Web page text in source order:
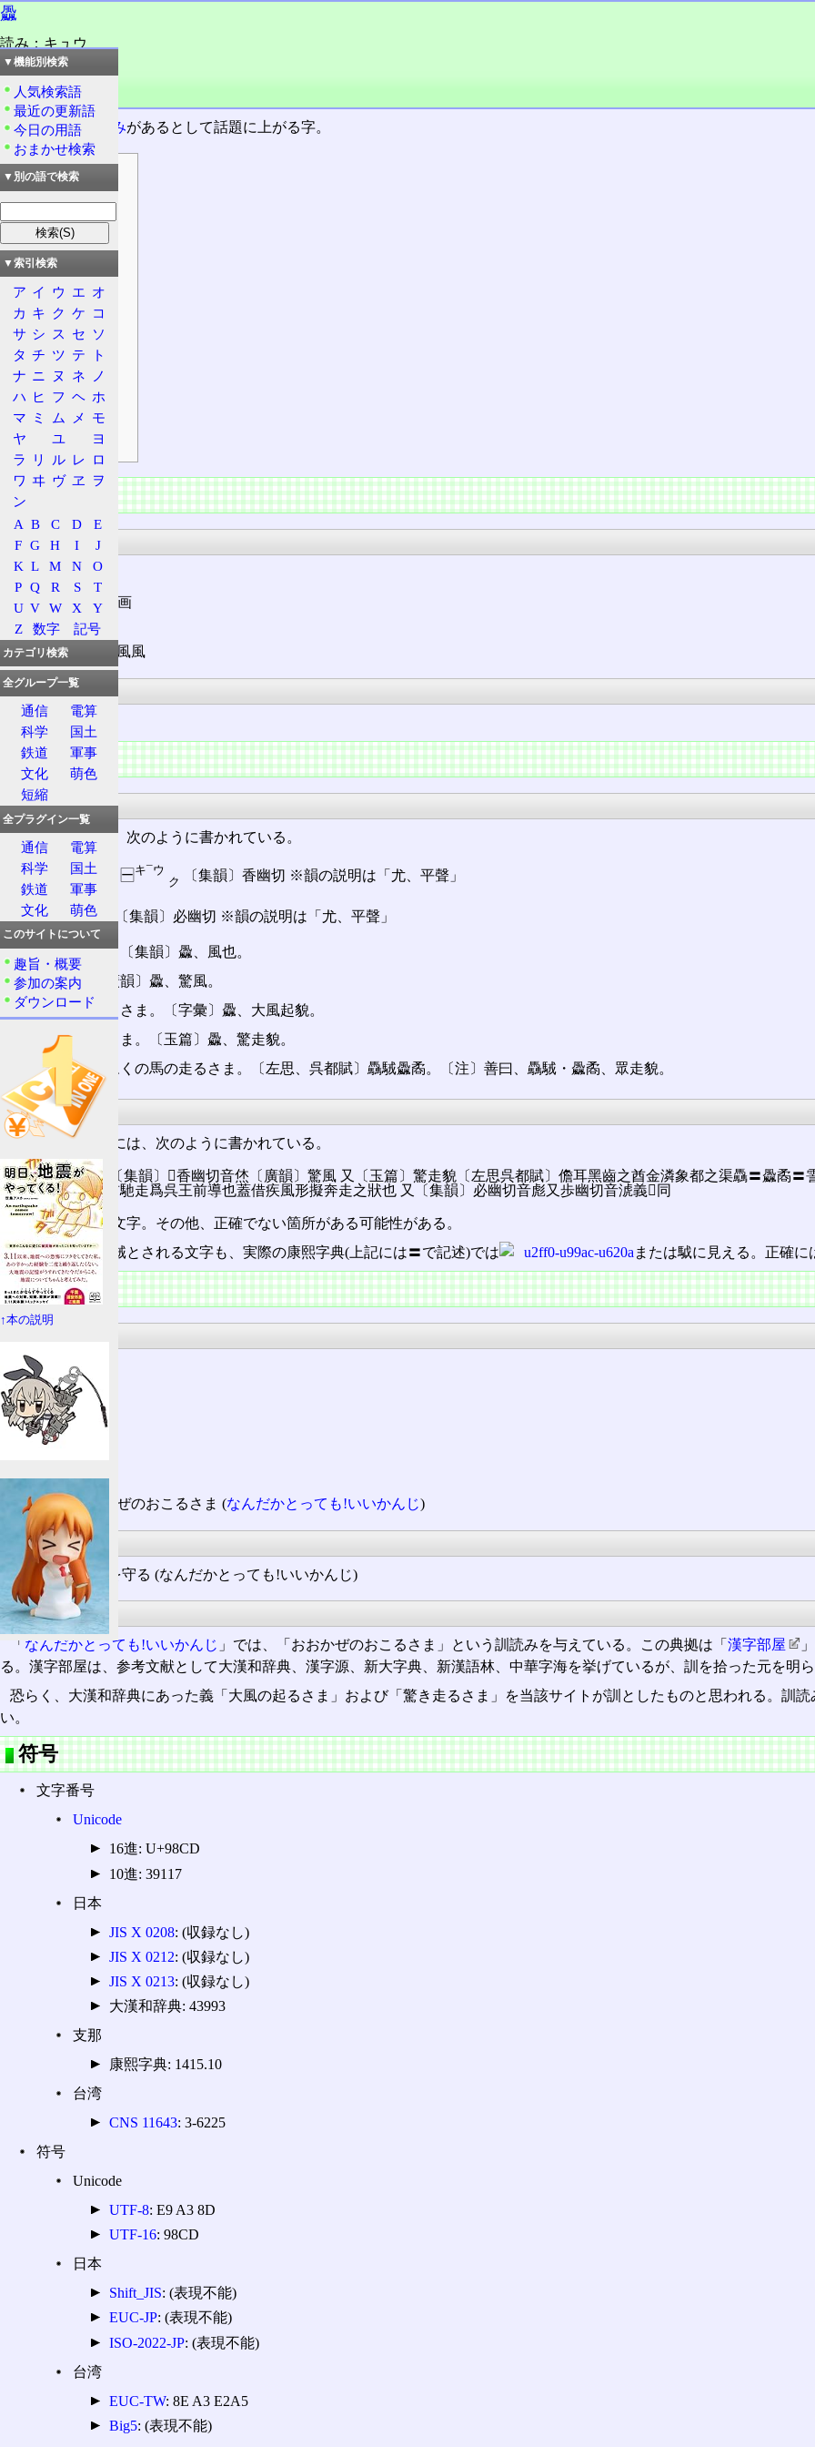
飍
読み：キュウ
読み：ク
読み：ヒュウ
品詞：慣用単漢字
時に、長い 訓読みがあるとして話題に上がる字。
目次
情報
漢字
意義
概要
大漢和辞典
康熙字典
日本語
発音
熟語
補足
符号
情報
漢字
部首
: 風 + 18画
総画: 27画
解字: ⿱風⿰風風
意義
風。
概要
大漢和辞典
大漢和辞典には、次のように書かれている。
【飍】 43993 🈩 キ¯ウ
ク
〔集韻〕香幽切 ※韻の説明は「尤、平聲」
🈔ヒ¯ウ
ヒ¯ユ 〔集韻〕必幽切 ※韻の説明は「尤、平聲」
🈩🈔㊀かぜ。〔集韻〕飍、風也。
㊁驚風。〔廣韻〕飍、驚風。
㊂大風の起るさま。〔字彙〕飍、大風起貌。
㊃驚き走るさま。〔玉篇〕飍、驚走貌。
㊄飍矞は、眾くの馬の走るさま。〔左思、呉都賦〕驫駥飍矞。〔注〕善曰、驫駥・飍矞、眾走貌。
康熙字典
康熙字典網上版には、次のように書かれている。
飍 〔廣韻〕〔集韻〕𡘋香幽切音󠄁烋〔廣韻〕驚風 又〔玉篇〕驚走貌〔左思呉都賦〕儋耳黑齒之酋金潾象都之渠驫〓飍矞
匣言外國渠酋馳走爲呉王前導也蓋借疾風形擬奔走之狀也 又〔集韻〕必幽切音󠄁彪又歩幽切音󠄁淲義𡘋同
〓は判読不能な文字。その他、正確でない箇所がある可能性がある。
大漢和辞典では駥とされる文字も、実際の康熙字典(上記には〓で記述)では
または䮅に見える。正確に
日本語
音読み
キュウ
ク
おおかぜのおこるさま (なんだかとっても!いいかんじ)
熟語
飍を恐れ を守る (なんだかとっても!いいかんじ)
補足
「 なんだかとっても!いいかんじ 」では、「おおかぜのおこるさま」という訓読みを与えている。この典拠は「漢字部屋
る。漢字部屋は、参考文献として大漢和辞典、漢字源、新大字典、新漢語林、中華字海を挙げているが、訓を拾った元を明ら
恐らく、大漢和辞典にあった義「大風の起るさま」および「驚き走るさま」を当該サイトが訓としたものと思われる。訓
い。
符号
文字番号
Unicode
16進: U+98CD
10進: 39117
日本
JIS X 0208: (収録なし)
JIS X 0212: (収録なし)
JIS X 0213: (収録なし)
大漢和辞典: 43993
支那
康熙字典: 1415.10
台湾
CNS 11643: 3-6225
符号
Unicode
UTF-8: E9 A3 8D
UTF-16: 98CD
日本
Shift_JIS: (表現不能)
EUC-JP: (表現不能)
ISO-2022-JP: (表現不能)
台湾
EUC-TW: 8E A3 E2A5
Big5: (表現不能)
▼機能別検索
人気検索語
最近の更新語
今日の用語
おまかせ検索
▼別の語で検索
▼索引検索
ア イ ウ エ オ
カ キ ク ケ コ
サ シ ス セ ソ
タ チ ツ テ
ト
ナ ニ ヌ ネ
ノ
ハ ヒ フ ヘ ホ
マ ミ ム メ
モ
ヤ
ユ
ヨ
ラ
リ ル レ ロ
ワ ヰ ヴ ヱ
ヲ
ン
A B C D
E
F G H I
J
K L M N
O
P Q R S
T
U V W X
Y
Z
数字 記号
カテゴリ検索
全グループ一覧
通信
電算
科学
国土
鉄道
軍事
文化
萌色
短縮
全プラグイン一覧
通信
電算
科学
国土
鉄道
軍事
文化
萌色
このサイトについて
趣旨・概要
参加の案内
ダウンロード
↑本の説明